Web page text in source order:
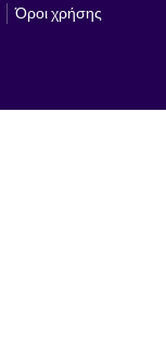
Όροι χρήσης